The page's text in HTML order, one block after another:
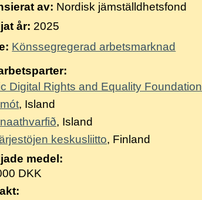
av: Nordisk jämställdhetsfond
år: 2025
Könssegregerad arbetsmarknad
Digital Rights and Equality Foundation
, Island
, Island
keskusliitto, Finland
medel:
DKK